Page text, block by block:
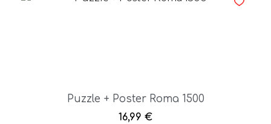
Puzzle + Poster Roma 1500
16,99 €